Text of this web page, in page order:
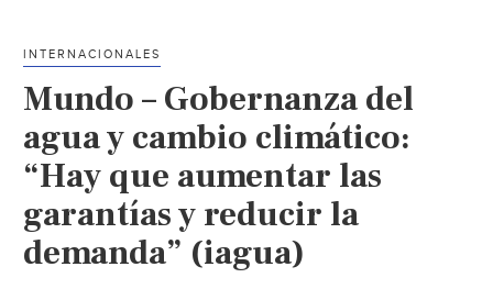
INTERNACIONALES
Mundo – Gobernanza del
agua y cambio climático:
“Hay que aumentar las
garantías y reducir la
demanda” (iagua)